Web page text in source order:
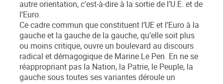
autre orientation, c'est-à-dire à la sortie de l’U.E. et de
l’Euro.
Ce cadre commun que constituent l’UE et l’Euro à la
gauche et la gauche de la gauche, qu’elle soit plus
ou moins critique, ouvre un boulevard au discours
radical et démagogique de Marine Le Pen. En ne se
réappropriant pas la Nation, la Patrie, le Peuple, la
gauche sous toutes ses variantes déroule un